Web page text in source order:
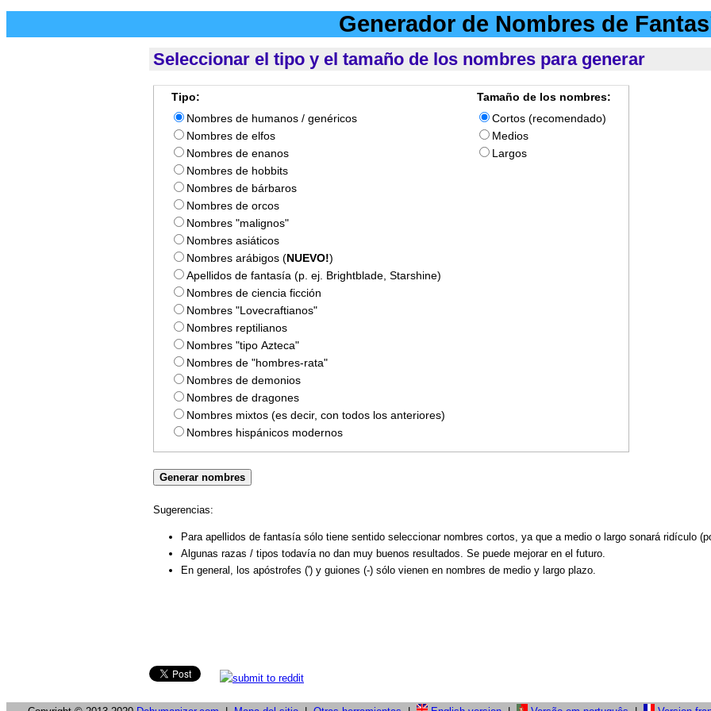
Generador de Nombres de
Seleccionar el tipo y el tamaño de los nombres para generar
Tipo:
Nombres de humanos / genéricos
Nombres de elfos
Nombres de enanos
Nombres de hobbits
Nombres de bárbaros
Nombres de orcos
Nombres "malignos"
Nombres asiáticos
Nombres arábigos (NUEVO!)
Apellidos de fantasía (p. ej. Brightblade, Starshine)
Nombres de ciencia ficción
Nombres "Lovecraftianos"
Nombres reptilianos
Nombres "tipo Azteca"
Nombres de "hombres-rata"
Nombres de demonios
Nombres de dragones
Nombres mixtos (es decir, con todos los anteriores)
Nombres hispánicos modernos
Tamaño de los nombres:
Cortos (recomendado)
Medios
Largos
Sugerencias:
Para apellidos de fantasía sólo tiene sentido seleccionar nombres cortos, ya que a medio o largo sonará ridículo
Algunas razas / tipos todavía no dan muy buenos resultados. Se puede mejorar en el futuro.
En general, los apóstrofes (') y guiones (-) sólo vienen en nombres de medio y largo plazo.